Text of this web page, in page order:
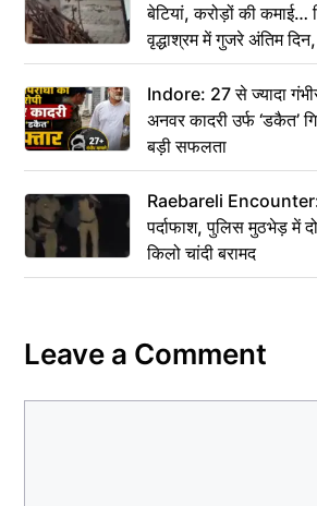
बेटियां, करोड़ों की कमाई…
वृद्धाश्रम में गुजरे अंतिम
कहा– अंतिम संस्कार कर
Indore: 27 से ज्यादा
अनवर कादरी उर्फ ‘डकैत’
बड़ी सफलता
Raebareli Encounter:
पर्दाफाश, पुलिस मुठभेड़ में
किलो चांदी बरामद
Leave a Comment